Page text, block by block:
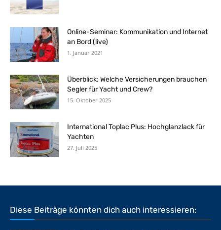
Online-Seminar: Kommunikation und Internet
an Bord (live)
1. Januar 2021
Überblick: Welche Versicherungen brauchen
Segler für Yacht und Crew?
15. Oktober 2025
International Toplac Plus: Hochglanzlack für
Yachten
27. Juli 2025
Diese Beiträge könnten dich auch interessieren: